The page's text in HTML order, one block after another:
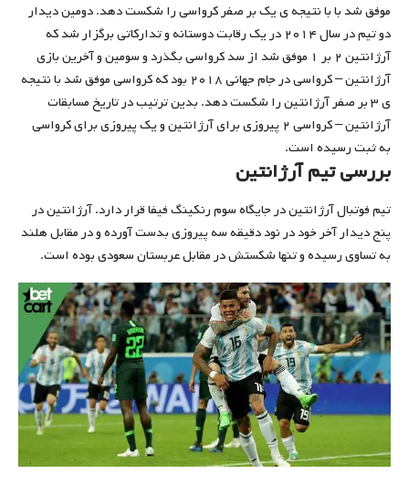
موفق شد با با نتیجه ی یک بر صفر کرواسی را شکست دهد‌. دومین دیدار
دو تیم در سال ۲۰۱۴ در یک رقابت دوستانه و تدارکاتی برگزار شد که
آرژانتین ۲ بر ۱ موفق شد از سد کرواسی بگذرد و سومین و آخرین بازی
آرژانتین – کرواسی در جام جهانی ۲۰۱۸ بود که کرواسی موفق شد با نتیجه
ی ۳ بر صفر آرژانتین را شکست دهد. بدین ترتیب در تاریخ مسابقات
آرژانتین – کرواسی ۲ پیروزی برای آرژانتین و یک پیروزی برای کرواسی
به ثبت رسیده است.
بررسی تیم آرژانتین
تیم فوتبال آرژانتین در جایگاه سوم رنکینگ فیفا قرار دارد. آرژانتین در
پنج دیدار آخر خود در نود دقیقه سه پیروزی بدست آورده و در مقابل هلند
به تساوی رسیده و تنها شکستش در مقابل عربستان سعودی بوده است.